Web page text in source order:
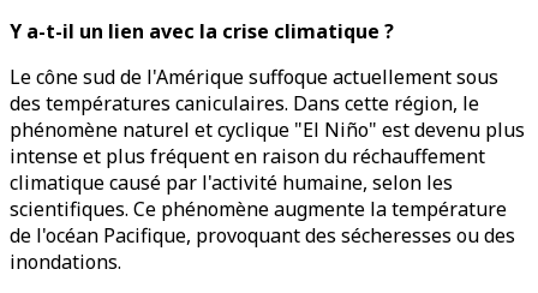
Y a-t-il un lien avec la crise climatique ?
Le cône sud de l'Amérique suffoque actuellement sous
des températures caniculaires. Dans cette région, le
phénomène naturel et cyclique "El Niño" est devenu plus
intense et plus fréquent en raison du réchauffement
climatique causé par l'activité humaine, selon les
scientifiques. Ce phénomène augmente la température
de l'océan Pacifique, provoquant des sécheresses ou des
inondations.